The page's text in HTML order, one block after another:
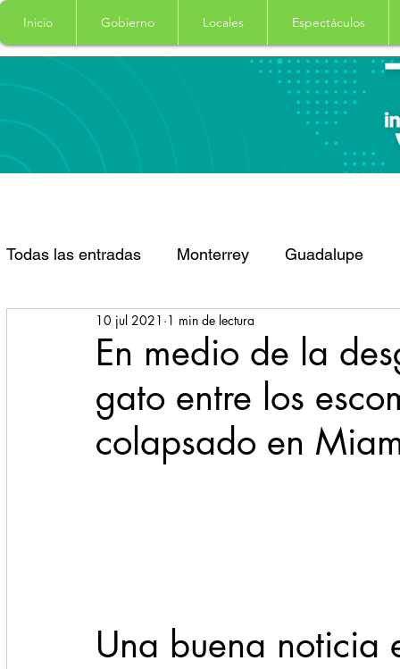
Inicio Gobierno Locales Espectáculos
Todas las entradas Monterrey Guadalupe
Santa Catarina San Pedro Garza Garcia
Espectaculos Clima Principal Salud
Estado
En medio de la
gato entre los
colapsado en
10 jul 2021 1 min de lectura
Una buena